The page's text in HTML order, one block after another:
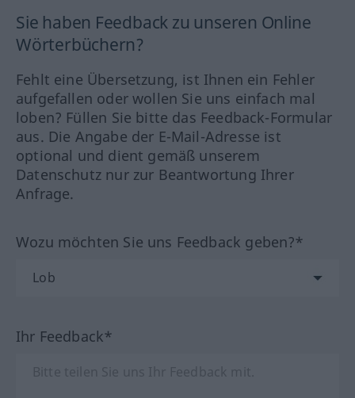
Sie haben Feedback zu unseren Online
Wörterbüchern?
Fehlt eine Übersetzung, ist Ihnen ein Fehler
aufgefallen oder wollen Sie uns einfach mal
loben? Füllen Sie bitte das Feedback-Formular
aus. Die Angabe der E-Mail-Adresse ist
optional und dient gemäß unserem
Datenschutz nur zur Beantwortung Ihrer
Anfrage.
Wozu möchten Sie uns Feedback geben?*
Ihr Feedback*